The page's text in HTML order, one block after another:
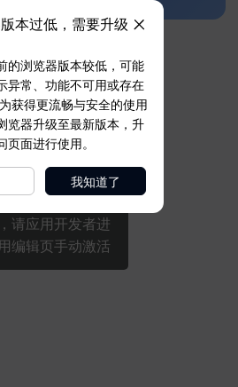
本过低，需要升级
的浏览器版本较低，可能
异常、功能不可用或存在
获得更流畅与安全的使用
览器升级至最新版本，升
页面进行使用。
我知道了